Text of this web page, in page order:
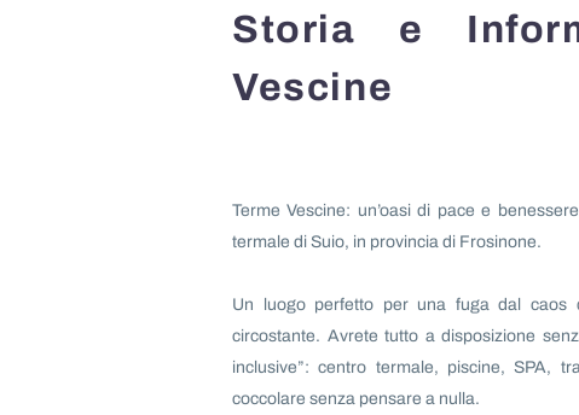
Storia e
Vescine
Terme Vescine: un’oasi di pace e
termale di Suio, in provincia di Frosinone.
Un luogo perfetto per una fuga dal caos
circostante. Avrete tutto a disposizione
inclusive”: centro termale, piscine, SPA,
coccolare senza pensare a nulla.